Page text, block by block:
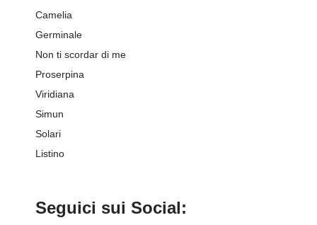
Camelia
Germinale
Non ti scordar di me
Proserpina
Viridiana
Simun
Solari
Listino
Seguici sui Social: